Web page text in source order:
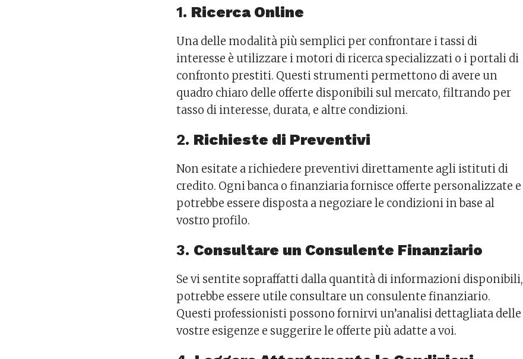
1. Ricerca Online
Una delle modalità più semplici per confrontare i tassi di
interesse è utilizzare i motori di ricerca specializzati o i portali di
confronto prestiti. Questi strumenti permettono di avere un
quadro chiaro delle offerte disponibili sul mercato, filtrando per
tasso di interesse, durata, e altre condizioni.
2. Richieste di Preventivi
Non esitate a richiedere preventivi direttamente agli istituti di
credito. Ogni banca o finanziaria fornisce offerte personalizzate e
potrebbe essere disposta a negoziare le condizioni in base al
vostro profilo.
3. Consultare un Consulente Finanziario
Se vi sentite sopraffatti dalla quantità di informazioni disponibili,
potrebbe essere utile consultare un consulente finanziario.
Questi professionisti possono fornirvi un’analisi dettagliata delle
vostre esigenze e suggerire le offerte più adatte a voi.